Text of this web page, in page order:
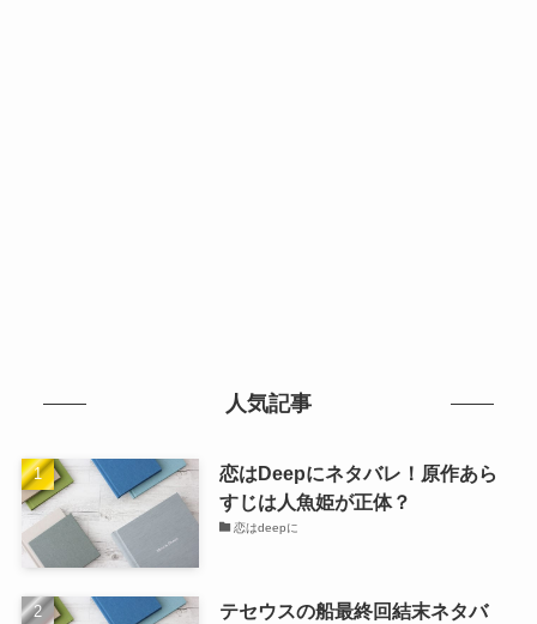
人気記事
恋はDeepにネタバレ！原作あら
すじは人魚姫が正体？
恋はdeepに
テセウスの船最終回結末ネタバ